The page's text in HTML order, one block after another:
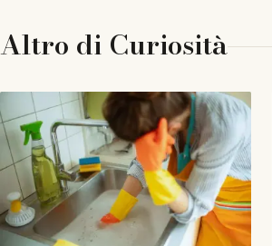
Altro di Curiosità